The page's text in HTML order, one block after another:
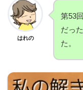
はれの
第53
だっ
た。